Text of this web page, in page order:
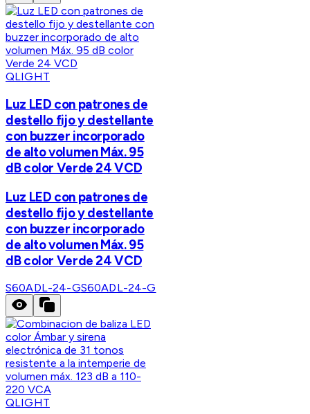
QLIGHT
Luz LED con patrones de
destello fijo y destellante
con buzzer incorporado
de alto volumen Máx. 95
dB color Verde 24 VCD
Luz LED con patrones de
destello fijo y destellante
con buzzer incorporado
de alto volumen Máx. 95
dB color Verde 24 VCD
S60ADL-24-GS60ADL-24-G
QLIGHT